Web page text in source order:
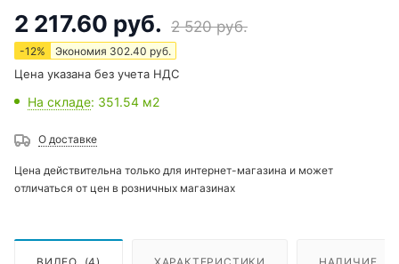
2 217.60 руб. 2 520руб.
-12% Экономия 302.40 руб.
Цена указана без учета НДС
На складе: 351.54 м2
О доставке
Цена действительна только для интернет-магазина и может
отличаться от цен в розничных магазинах